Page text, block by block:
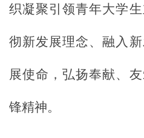
织凝聚引领青年大学
彻新发展理念、融入
展使命，弘扬奉献、
锋精神。